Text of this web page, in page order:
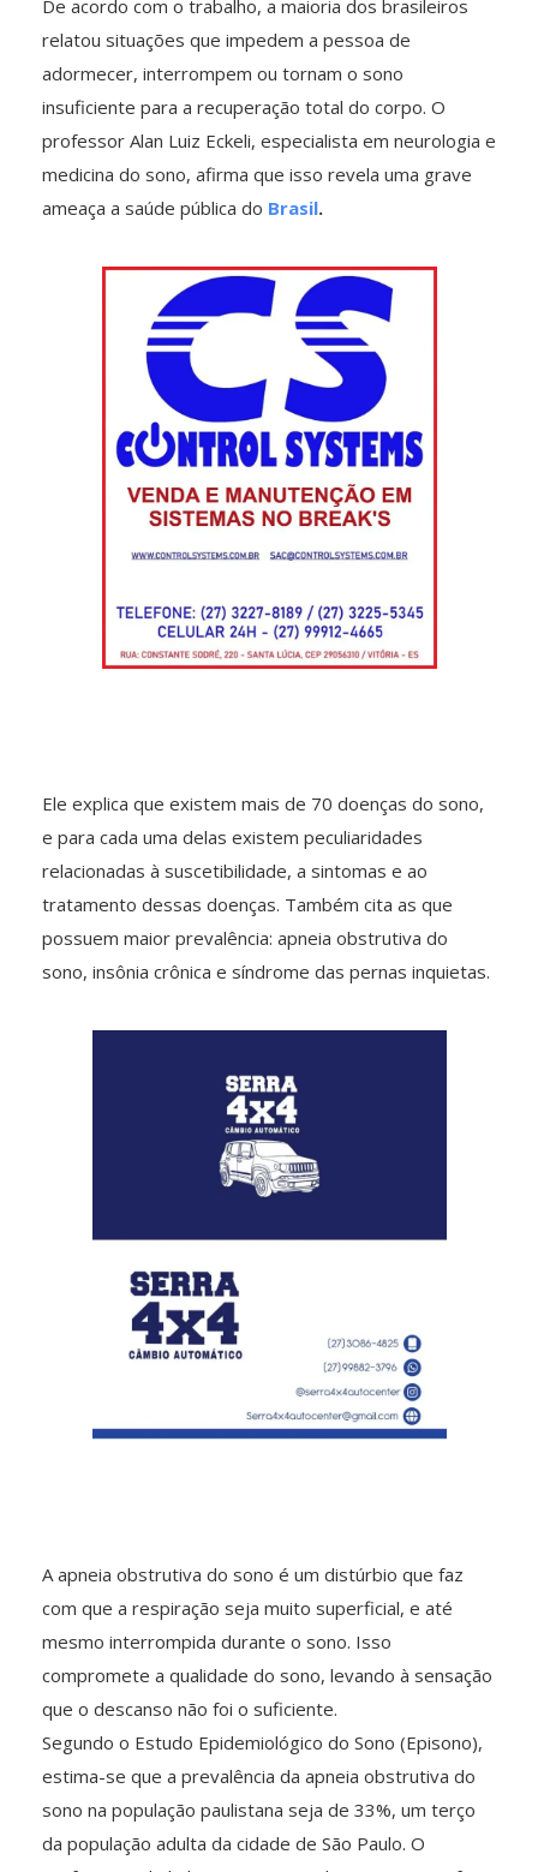
De acordo com o trabalho, a maioria dos brasileiros
relatou situações que impedem a pessoa de
adormecer, interrompem ou tornam o sono
insuficiente para a recuperação total do corpo. O
professor Alan Luiz Eckeli, especialista em neurologia e
medicina do sono, afirma que isso revela uma grave
ameaça a saúde pública do Brasil.
Ele explica que existem mais de 70 doenças do sono,
e para cada uma delas existem peculiaridades
relacionadas à suscetibilidade, a sintomas e ao
tratamento dessas doenças. Também cita as que
possuem maior prevalência: apneia obstrutiva do
sono, insônia crônica e síndrome das pernas inquietas.
A apneia obstrutiva do sono é um distúrbio que faz
com que a respiração seja muito superficial, e até
mesmo interrompida durante o sono. Isso
compromete a qualidade do sono, levando à sensação
que o descanso não foi o suficiente.
Segundo o Estudo Epidemiológico do Sono (Episono),
estima-se que a prevalência da apneia obstrutiva do
sono na população paulistana seja de 33%, um terço
da população adulta da cidade de São Paulo. O